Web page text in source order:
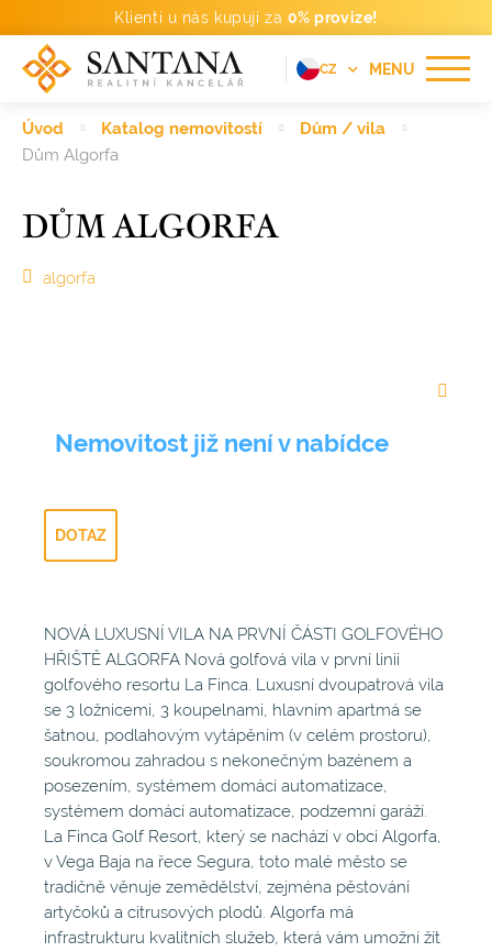
Klienti u nás kupují za 0% provize!
MENU
CZ
Úvod Katalog nemovitostí
Dům / vila
Dům Algorfa
DŮM ALGORFA
algorfa
Nemovitost již není v nabídce
DOTAZ
NOVÁ LUXUSNÍ VILA NA PRVNÍ ČÁSTI GOLFOVÉHO
HŘIŠTĚ ALGORFA Nová golfová vila v první linii
golfového resortu La Finca. Luxusní dvoupatrová vila
se 3 ložnicemi, 3 koupelnami, hlavním apartmá se
šatnou, podlahovým vytápěním (v celém prostoru),
soukromou zahradou s nekonečným bazénem a
posezením, systémem domácí automatizace,
systémem domácí automatizace, podzemní garáží.
La Finca Golf Resort, který se nachází v obci Algorfa,
v Vega Baja na řece Segura, toto malé město se
tradičně věnuje zemědělství, zejména pěstování
artyčoků a citrusových plodů. Algorfa má
infrastrukturu kvalitních služeb, která vám umožní žít